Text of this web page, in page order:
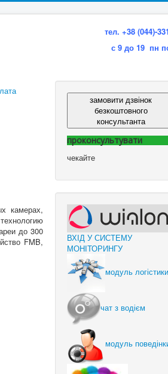
тел. +38 (044)-
с 9 до 19 пн
камерах,
до 300
FMB,
замовити дзвінок
безкоштовного
консультанта
проконсультувати
чекайте
ВХІД У СИСТЕМУ
МОНІТОРИНГУ
модуль логістики
чат з водієм
модуль